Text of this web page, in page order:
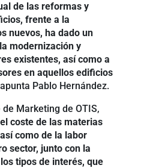
de las reformas y
frente a la
nuevos, ha dado un
modernización y
existentes, así como a
en aquellos edificios
apunta Pablo Hernández.
Marketing de OTIS,
coste de las materias
como de la labor
sector, junto con la
tipos de interés, que